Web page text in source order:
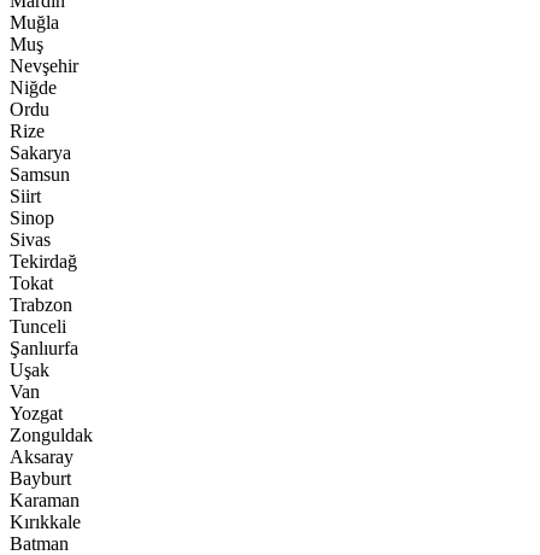
Muğla
Muş
Nevşehir
Niğde
Ordu
Rize
Sakarya
Samsun
Siirt
Sinop
Sivas
Tekirdağ
Tokat
Trabzon
Tunceli
Şanlıurfa
Uşak
Van
Yozgat
Zonguldak
Aksaray
Bayburt
Karaman
Kırıkkale
Batman